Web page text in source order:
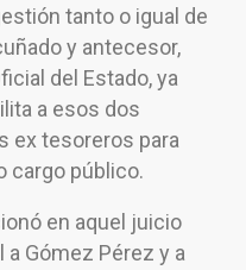
tanto o igual de
y antecesor,
del Estado, ya
a esos dos
ex tesoreros para
cargo público.
en aquel juicio
a Gómez Pérez y a